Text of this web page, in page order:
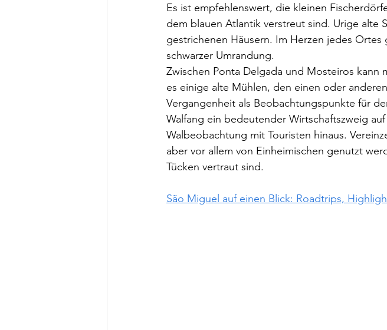
Es ist empfehlenswert, die kleinen
dem blauen Atlantik verstreut sind. Urige alte
gestrichenen Häusern. Im Herzen jedes
schwarzer Umrandung.
Zwischen Ponta Delgada und Mosteiros
es einige alte Mühlen, den einen oder
Vergangenheit als Beobachtungspunkte für
Walfang ein bedeutender Wirtschaftszweig
Walbeobachtung mit Touristen hinaus.
aber vor allem von Einheimischen genutzt
Tücken vertraut sind.
São Miguel auf einen Blick: Roadtrips,